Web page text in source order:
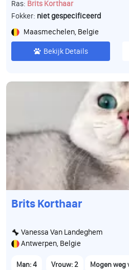
Ras: Brits Korthaar
Fokker: niet gespecificeerd
Maasmechelen, Belgie
Bekijk Details
Brits Korthaar
Vanessa Van Landeghem
Antwerpen, Belgie
Man: 4 Vrouw: 2 Mogen weg